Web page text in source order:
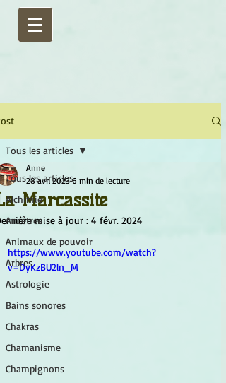
Tous les articles
Alchimie
Ancêtres
Animaux de pouvoir
Arbres
Astrologie
Bains sonores
Chakras
Chamanisme
Champignons
Tous les articles
Marcassite
Anne
28 avr. 2023 6 min de lecture
mise à jour : 4 févr. 2024
https://www.youtube.com/watch?
v=DyKzBU2ln_M